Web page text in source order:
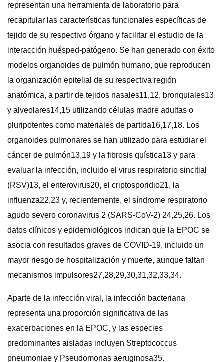
representan una herramienta de laboratorio para
recapitular las características funcionales específicas de
tejido de su respectivo órgano y facilitar el estudio de la
interacción huésped-patógeno. Se han generado con éxito
modelos organoides de pulmón humano, que reproducen
la organización epitelial de su respectiva región
anatómica, a partir de tejidos nasales11,12, bronquiales13
y alveolares14,15 utilizando células madre adultas o
pluripotentes como materiales de partida16,17,18. Los
organoides pulmonares se han utilizado para estudiar el
cáncer de pulmón13,19 y la fibrosis quística13 y para
evaluar la infección, incluido el virus respiratorio sincitial
(RSV)13, el enterovirus20, el criptosporidio21, la
influenza22,23 y, recientemente, el síndrome respiratorio
agudo severo coronavirus 2 (SARS-CoV-2) 24,25,26. Los
datos clínicos y epidemiológicos indican que la EPOC se
asocia con resultados graves de COVID-19, incluido un
mayor riesgo de hospitalización y muerte, aunque faltan
mecanismos impulsores27,28,29,30,31,32,33,34.
Aparte de la infección viral, la infección bacteriana
representa una proporción significativa de las
exacerbaciones en la EPOC, y las especies
predominantes aisladas incluyen Streptococcus
pneumoniae y Pseudomonas aeruginosa35.